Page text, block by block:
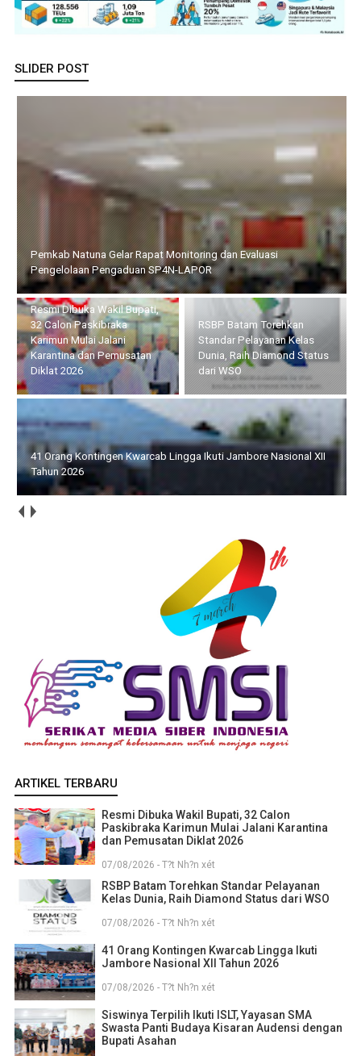
SLIDER POST
Resmi Dibuka Wakil Bupati, 32 Calon Paskibraka Karimun Mulai
Jalani Karantina dan Pemusatan Diklat 2026
RSBP Batam Torehkan
Standar Pelayanan Kelas
Dunia, Raih Diamond Status
dari WSO
41 Orang Kontingen
Kwarcab Lingga Ikuti
Jambore Nasional XII Tahun
2026
Siswinya Terpilih Ikuti ISLT, Yayasan SMA Swasta Panti Budaya
Kisaran Audensi dengan Bupati Asahan
ARTIKEL TERBARU
Resmi Dibuka Wakil Bupati, 32 Calon
Paskibraka Karimun Mulai Jalani Karantina
dan Pemusatan Diklat 2026
07/08/2026 - T?t Nh?n xét
RSBP Batam Torehkan Standar Pelayanan
Kelas Dunia, Raih Diamond Status dari WSO
07/08/2026 - T?t Nh?n xét
41 Orang Kontingen Kwarcab Lingga Ikuti
Jambore Nasional XII Tahun 2026
07/08/2026 - T?t Nh?n xét
Siswinya Terpilih Ikuti ISLT, Yayasan SMA
Swasta Panti Budaya Kisaran Audensi dengan
Bupati Asahan